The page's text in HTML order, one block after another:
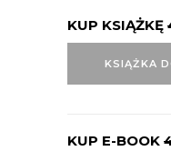
KUP KSIĄŻKĘ
KSIĄŻKA
KUP E-BOOK